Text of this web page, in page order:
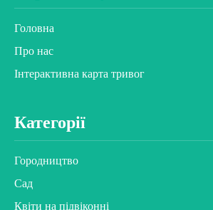
Головна
Про нас
Інтерактивна карта тривог
Категорії
Городництво
Сад
Квіти на підвіконні